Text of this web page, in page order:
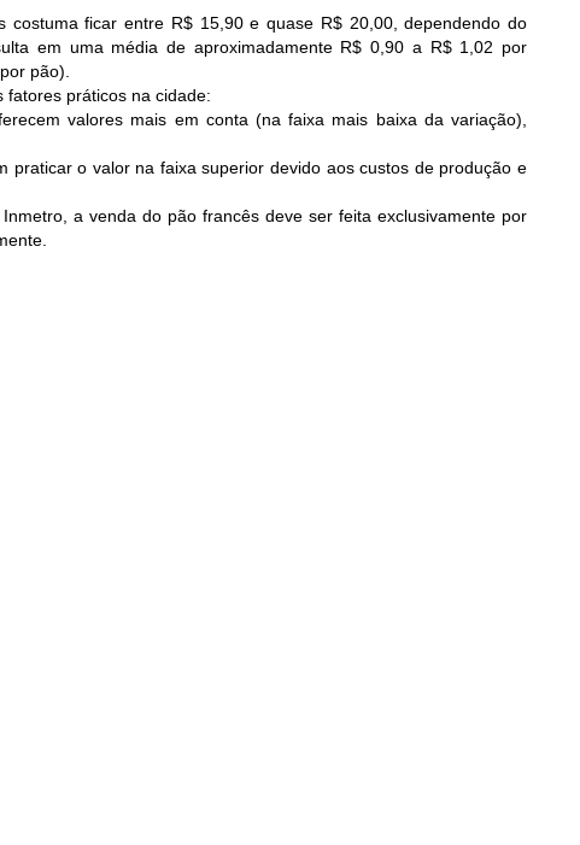
costuma ficar entre R$ 15,90 e quase R$ 20,00, dependendo do
em uma média de aproximadamente R$ 0,90 a R$ 1,02 por
pão).
práticos na cidade:
valores mais em conta (na faixa mais baixa da variação),
praticar o valor na faixa superior devido aos custos de produção e
a venda do pão francês deve ser feita exclusivamente por